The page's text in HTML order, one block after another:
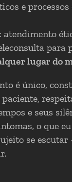
e processos
atendimento
para
lugar do
é único,
e seus
o que
se